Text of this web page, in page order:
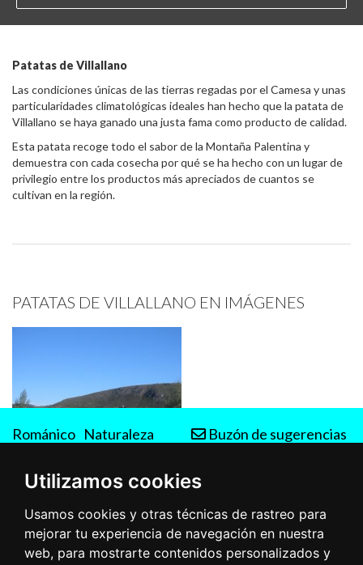
Utilizamos cookies
Usamos cookies y otras técnicas de rastreo para
mejorar tu experiencia de navegación en nuestra
web, para mostrarte contenidos personalizados y
Patatas de Villallano
Las condiciones únicas de las tierras regadas por el Camesa y unas
particularidades climatológicas ideales han hecho que la patata de
Villallano se haya ganado una justa fama como producto de calidad.
Esta patata recoge todo el sabor de la Montaña Palentina y
demuestra con cada cosecha por qué se ha hecho con un lugar de
privilegio entre los productos más apreciados de cuantos se
cultivan en la región.
PATATAS DE VILLALLANO EN IMÁGENES
Románico Naturaleza
Buzón de sugerencias